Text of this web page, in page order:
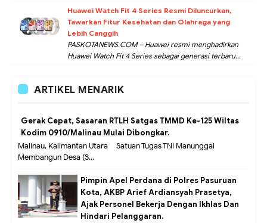
Huawei Watch Fit 4 Series Resmi Diluncurkan,
Tawarkan Fitur Kesehatan dan Olahraga yang
Lebih Canggih
PASKOTANEWS.COM – Huawei resmi menghadirkan
Huawei Watch Fit 4 Series sebagai generasi terbaru...
ARTIKEL MENARIK
Gerak Cepat, Sasaran RTLH Satgas TMMD Ke-125 Wiltas
Kodim 0910/Malinau Mulai Dibongkar.
Malinau, Kalimantan Utara – Satuan Tugas TNI Manunggal
Membangun Desa (S...
Pimpin Apel Perdana di Polres Pasuruan
Kota, AKBP Arief Ardiansyah Prasetya,
Ajak Personel Bekerja Dengan Ikhlas Dan
Hindari Pelanggaran.